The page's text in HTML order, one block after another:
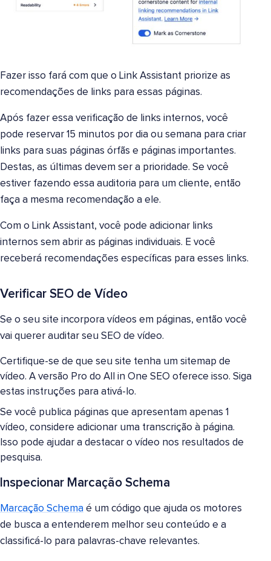
Fazer isso fará com que o Link Assistant priorize as
recomendações de links para essas páginas.
Após fazer essa verificação de links internos, você
pode reservar 15 minutos por dia ou semana para criar
links para suas páginas órfãs e páginas importantes.
Destas, as últimas devem ser a prioridade. Se você
estiver fazendo essa auditoria para um cliente, então
faça a mesma recomendação a ele.
Com o Link Assistant, você pode adicionar links
internos sem abrir as páginas individuais. E você
receberá recomendações específicas para esses links.
Verificar SEO de Vídeo
Se o seu site incorpora vídeos em páginas, então você
vai querer auditar seu SEO de vídeo.
Certifique-se de que seu site tenha um sitemap de
vídeo. A versão Pro do All in One SEO oferece isso. Siga
estas instruções para ativá-lo.
Se você publica páginas que apresentam apenas 1
vídeo, considere adicionar uma transcrição à página.
Isso pode ajudar a destacar o vídeo nos resultados de
pesquisa.
Inspecionar Marcação Schema
Marcação Schema é um código que ajuda os motores
de busca a entenderem melhor seu conteúdo e a
classificá-lo para palavras-chave relevantes.